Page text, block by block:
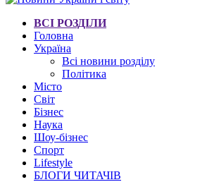
ВСІ РОЗДІЛИ
Головна
Україна
Всі новини розділу
Політика
Місто
Світ
Бізнес
Наука
Шоу-бізнес
Спорт
Lifestyle
БЛОГИ ЧИТАЧІВ